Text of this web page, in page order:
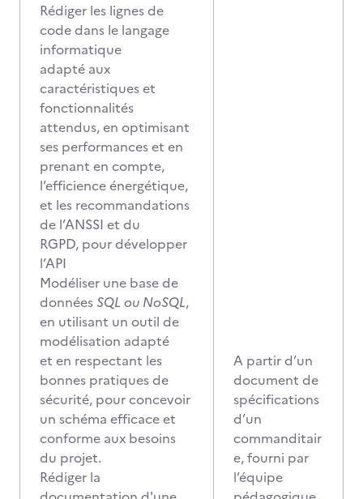
Rédiger les lignes de
code dans le langage
informatique
adapté aux
caractéristiques et
fonctionnalités
attendus, en optimisant
ses performances et en
prenant en compte,
l’efficience énergétique,
et les recommandations
de l’ANSSI et du
RGPD, pour développer
l’API
Modéliser une base de
données SQL ou NoSQL,
en utilisant un outil de
modélisation adapté
et en respectant les
bonnes pratiques de
sécurité, pour concevoir
un schéma efficace et
conforme aux besoins
du projet.
Rédiger la
A partir d’un
document de
spécifications
d’un
commanditair
e, fourni par
l’équipe